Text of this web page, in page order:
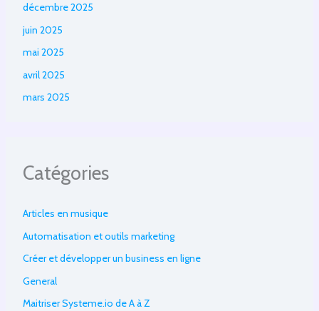
décembre 2025
juin 2025
mai 2025
avril 2025
mars 2025
Catégories
Articles en musique
Automatisation et outils marketing
Créer et développer un business en ligne
General
Maitriser Systeme.io de A à Z